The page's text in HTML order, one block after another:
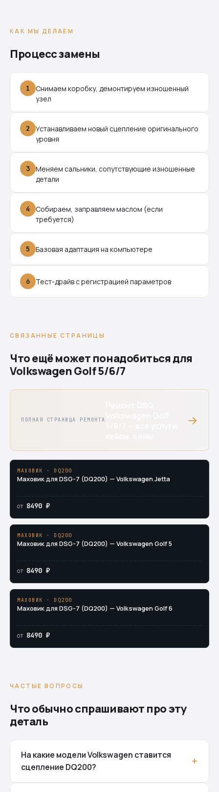
КАК МЫ ДЕЛАЕМ
Процесс замены
1
Снимаем коробку, демонтируем изношенный
узел
2
Устанавливаем новый сцепление оригинального
уровня
3
Меняем сальники, сопутствующие изношенные
детали
4
Собираем, заправляем маслом (если
требуется)
5 Базовая адаптация на компьютере
6 Тест-драйв с регистрацией параметров
СВЯЗАННЫЕ СТРАНИЦЫ
Что ещё может понадобиться для
Volkswagen Golf 5/6/7
ПОЛНАЯ СТРАНИЦА РЕМОНТА →
МАХОВИК · DQ200
Маховик для DSG-7 (DQ200) — Volkswagen Jetta
от 8490 ₽
МАХОВИК · DQ200
Маховик для DSG-7 (DQ200) — Volkswagen Golf 5
от 8490 ₽
МАХОВИК · DQ200
Маховик для DSG-7 (DQ200) — Volkswagen Golf 6
от 8490 ₽
ЧАСТЫЕ ВОПРОСЫ
Что обычно спрашивают про эту
деталь
На какие модели Volkswagen ставится
сцепление DQ200?